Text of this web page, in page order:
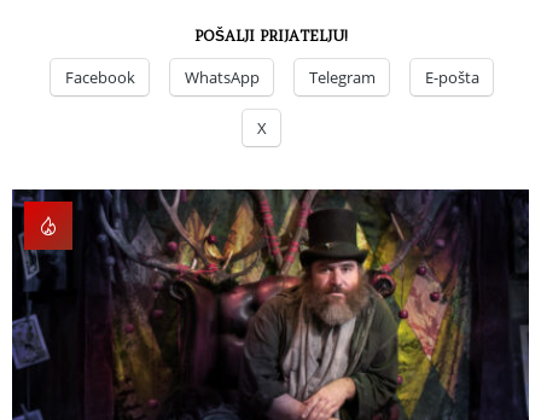
POŠALJI PRIJATELJU!
Facebook WhatsApp Telegram E-pošta
X